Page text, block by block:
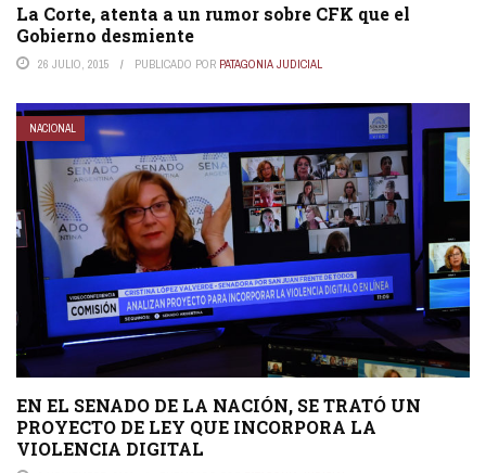
La Corte, atenta a un rumor sobre CFK que el
Gobierno desmiente
26 JULIO, 2015 PUBLICADO POR PATAGONIA JUDICIAL
NACIONAL
EN EL SENADO DE LA NACIÓN, SE TRATÓ UN
PROYECTO DE LEY QUE INCORPORA LA
VIOLENCIA DIGITAL